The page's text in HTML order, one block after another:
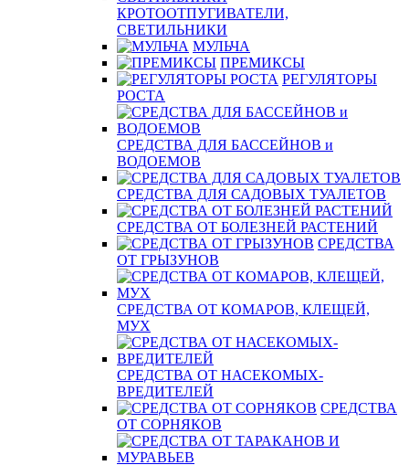
КРОТООТПУГИВАТЕЛИ,
СВЕТИЛЬНИКИ
МУЛЬЧА
ПРЕМИКСЫ
РЕГУЛЯТОРЫ
РОСТА
СРЕДСТВА ДЛЯ БАССЕЙНОВ и
ВОДОЕМОВ
СРЕДСТВА ДЛЯ САДОВЫХ ТУАЛЕТОВ
СРЕДСТВА ОТ БОЛЕЗНЕЙ РАСТЕНИЙ
СРЕДСТВА
ОТ ГРЫЗУНОВ
СРЕДСТВА ОТ КОМАРОВ, КЛЕЩЕЙ,
МУХ
СРЕДСТВА ОТ НАСЕКОМЫХ-
ВРЕДИТЕЛЕЙ
СРЕДСТВА
ОТ СОРНЯКОВ